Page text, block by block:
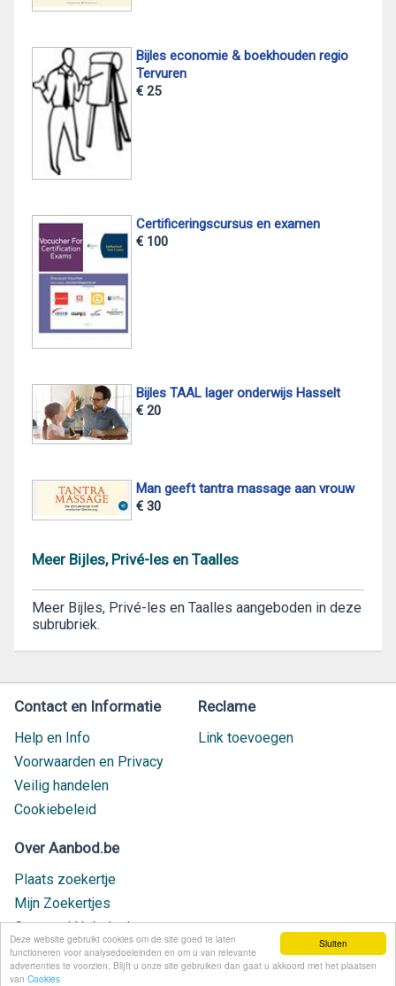
Sluiten
Deze website gebruikt cookies om de site goed te laten
functioneren voor analysedoeleinden en om u van relevante
advertenties te voorzien. Blijft u onze site gebruiken dan gaat u akkoord met het plaatsen
van Cookies
Bijles economie & boekhouden regio
Tervuren
€ 25
Certificeringscursus en examen
€ 100
Bijles TAAL lager onderwijs Hasselt
€ 20
Man geeft tantra massage aan vrouw
€ 30
Meer Bijles, Privé-les en Taalles
Meer Bijles, Privé-les en Taalles aangeboden in deze
subrubriek.
Contact en Informatie
Help en Info
Voorwaarden en Privacy
Veilig handelen
Cookiebeleid
Reclame
Link toevoegen
Over Aanbod.be
Plaats zoekertje
Mijn Zoekertjes
Contact / Helpdesk
Nieuw geplaatst